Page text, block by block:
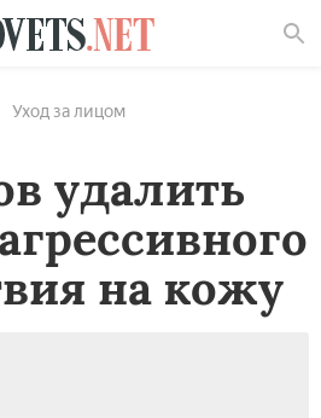
Уход за лицом
удалить
на кожу